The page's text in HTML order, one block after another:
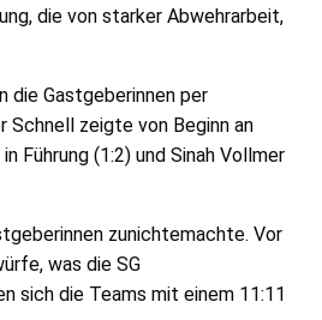
die von starker Abwehrarbeit,
die Gastgeberinnen per
Schnell zeigte von Beginn an
Führung (1:2) und Sinah Vollmer
zunichtemachte. Vor
was die SG
sich die Teams mit einem 11:11